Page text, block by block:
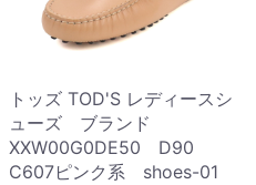
トッズ TOD'S レディースシ
ューズ ブランド
XXW00G0DE50 D90
C607ピンク系 shoes-01